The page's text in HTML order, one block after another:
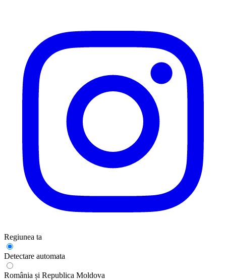
Regiunea ta
Detectare automata
România și Republica Moldova